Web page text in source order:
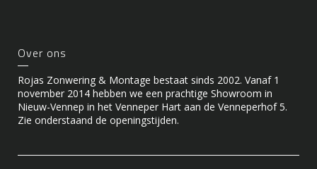
Over ons
Rojas Zonwering & Montage bestaat sinds 2002. Vanaf 1
november 2014 hebben we een prachtige Showroom in
Nieuw-Vennep in het Venneper Hart aan de Venneperhof 5.
Zie onderstaand de openingstijden.